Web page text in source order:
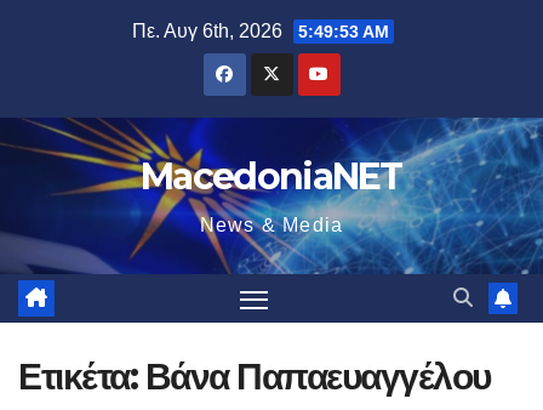
Πε. Αυγ 6th, 2026 5:49:53 AM
MacedoniaNET
News & Media
Ετικέτα: Βάνα Παπαευαγγέλου